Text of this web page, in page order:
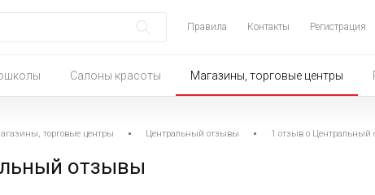
Правила Контакты Регистрация
Салоны красоты Магазины, торговые центры
торговые центры Центральный отзывы 1 отзыв о Центральный
отзывы